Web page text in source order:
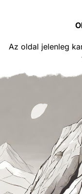
Az oldal jelenleg